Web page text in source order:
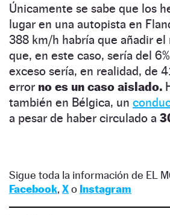
Únicamente se sabe que los
lugar en una autopista en
388 km/h habría que añadir
que, en este caso, sería del
exceso sería, en realidad, de
error no es un caso aislado.
también en Bélgica, un
a pesar de haber circulado a
Sigue toda la información de EL
Facebook, Xo Instagram